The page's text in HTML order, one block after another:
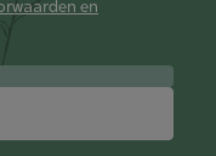
en